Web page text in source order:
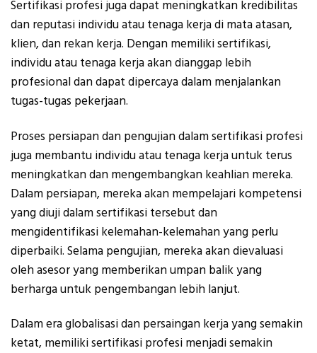
Sertifikasi profesi juga dapat meningkatkan kredibilitas
dan reputasi individu atau tenaga kerja di mata atasan,
klien, dan rekan kerja. Dengan memiliki sertifikasi,
individu atau tenaga kerja akan dianggap lebih
profesional dan dapat dipercaya dalam menjalankan
tugas-tugas pekerjaan.
Proses persiapan dan pengujian dalam sertifikasi profesi
juga membantu individu atau tenaga kerja untuk terus
meningkatkan dan mengembangkan keahlian mereka.
Dalam persiapan, mereka akan mempelajari kompetensi
yang diuji dalam sertifikasi tersebut dan
mengidentifikasi kelemahan-kelemahan yang perlu
diperbaiki. Selama pengujian, mereka akan dievaluasi
oleh asesor yang memberikan umpan balik yang
berharga untuk pengembangan lebih lanjut.
Dalam era globalisasi dan persaingan kerja yang semakin
ketat, memiliki sertifikasi profesi menjadi semakin